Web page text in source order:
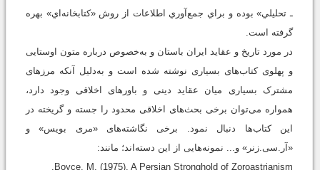
ـ تحليلي» بوده و براي جمع‌آوري اطلاعات از روش «کتابخانه‌اي» بهره
گرفته است.
در مورد تاریخ و عقاید ایران باستان و به‌خصوص درباره متون اوستایی
و پهلوی کتاب‌های بسیاری نوشته شده است و به‌دلیل آنکه مرزهای
مشترک بسیاری میان عقاید دینی و باورهای اخلاقی وجود دارد،
همواره می‌توان برخی بحث‌های اخلاقی محدود را جسته و گریخته در
این کتاب‌ها دنبال نمود. برخی نگاشته‌های «مری بویس» و
«آر.سی.زنر» و... نمونه‌هایی از این دسته‌اند؛ مانند:
Boyce, M. (1975). A Persian Stronghold of Zoroastrianism.